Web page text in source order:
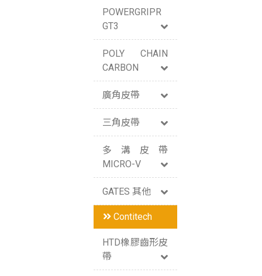
POWERGRIPR
GT3
POLY CHAIN
CARBON
廣角皮帶
三角皮帶
多溝皮帶
MICRO-V
GATES 其他
Contitech
HTD橡膠齒形皮
帶